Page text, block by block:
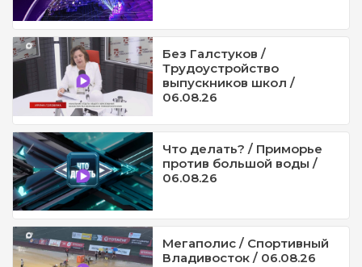
Без Галстуков /
Трудоустройство
выпускников школ /
06.08.26
Что делать? / Приморье
против большой воды /
06.08.26
Мегаполис / Спортивный
Владивосток / 06.08.26